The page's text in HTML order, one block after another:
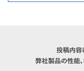
投稿内容
弊社製品の性能